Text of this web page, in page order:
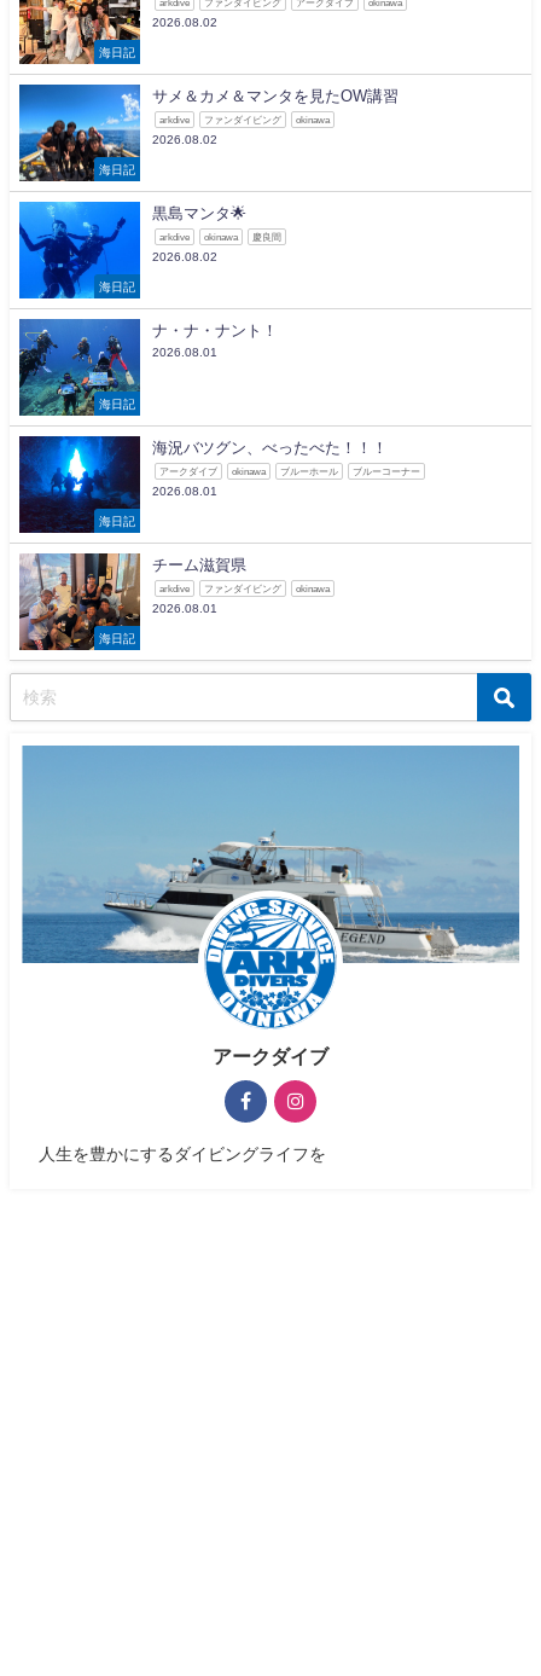
海日記
arkdive ファンダイビング アークダイブ okinawa
2026.08.02
海日記
サメ＆カメ＆マンタを見たOW講習
arkdive ファンダイビング okinawa
2026.08.02
海日記
黒島マンタ🌟
arkdive okinawa 慶良間
2026.08.02
海日記
ナ・ナ・ナント！
2026.08.01
海日記
海況バツグン、べったべた！！！
アークダイブ okinawa ブルーホール ブルーコーナー
2026.08.01
海日記
チーム滋賀県
arkdive ファンダイビング okinawa
2026.08.01
アークダイブ
人生を豊かにするダイビングライフを